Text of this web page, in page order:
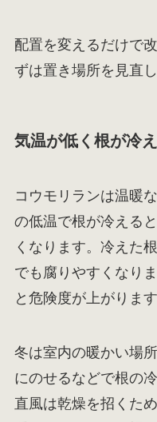
配置を変えるだけで
ずは置き場所を見直
気温が低く根が冷
コウモリランは温暖
の低温で根が冷える
くなります。冷えた
でも腐りやすくなり
と危険度が上がります
冬は室内の暖かい場
にのせるなどで根の
直風は乾燥を招くた